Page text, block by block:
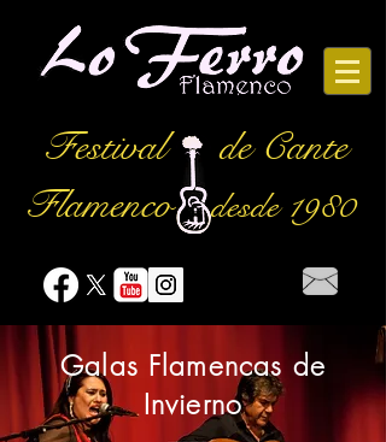
Festival
de Cante
Flamencodesde 1980
Galas Flamencas de
Invierno